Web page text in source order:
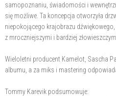
samopoznaniu, świadomości i
się możliwe. Ta koncepcja otworzyła
niepokojącego krajobrazu
z mroczniejszymi i bardziej
Wieloletni producent Kamelot, Sascha
albumu, a za miks i mastering
Tommy Karevik podsumowuje: